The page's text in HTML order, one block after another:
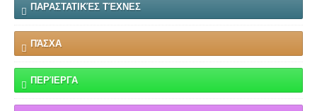
ΠΑΡΑΣΤΑΤΙΚΈΣ ΤΈΧΝΕΣ
ΠΆΣΧΑ
ΠΕΡΊΕΡΓΑ